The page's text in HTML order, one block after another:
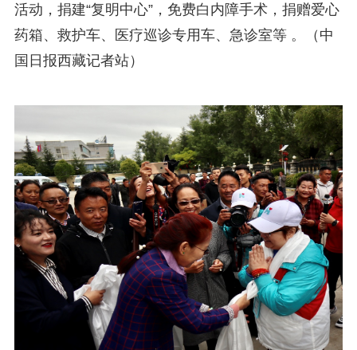
活动，捐建“复明中心”，免费白内障手术，捐赠爱心
药箱、救护车、医疗巡诊专用车、急诊室等 。（中
国日报西藏记者站）